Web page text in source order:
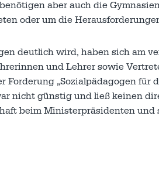
aber auch die
oder um die
deutlich wird, haben sich am
und Lehrer sowie
„Sozialpädagogen für
nicht günstig und ließ keinen
beim Ministerpräsidenten und